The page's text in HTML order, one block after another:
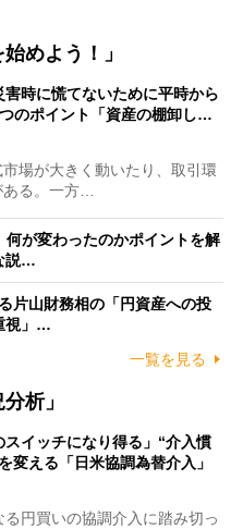
めよう！」
害時に慌てないために平時から
のポイント「資産の棚卸し…
場が大きく動いたり、取引環
ある。一方…
が変わったのかポイントを解
説…
片山財務相の「円資産への投
視」…
一覧を見る
析」
スイッチになり得る」“介入慣
変える「日米協調為替介入」
円買いの協調介入に踏み切っ